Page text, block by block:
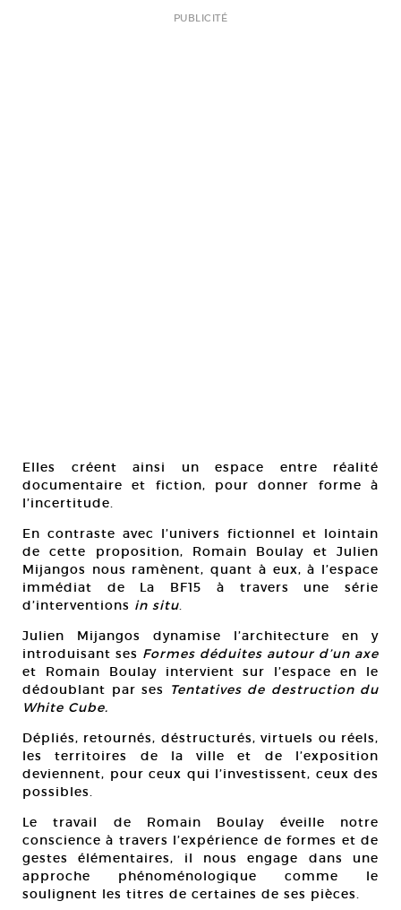
PUBLICITÉ
Elles créent ainsi un espace entre réalité
documentaire et fiction, pour donner forme à
l’incertitude.
En contraste avec l’univers fictionnel et lointain
de cette proposition, Romain Boulay et Julien
Mijangos nous ramènent, quant à eux, à l’espace
immédiat de La BF15 à travers une série
d’interventions in situ.
Julien Mijangos dynamise l’architecture en y
introduisant ses Formes déduites autour d’un axe
et Romain Boulay intervient sur l’espace en le
dédoublant par ses
Tentatives de destruction du
White Cube.
Dépliés, retournés, déstructurés, virtuels ou réels,
les territoires de la ville et de l’exposition
deviennent, pour ceux qui l’investissent, ceux des
possibles.
Le travail de Romain Boulay éveille notre
conscience à travers l’expérience de formes et de
gestes élémentaires, il nous engage dans une
approche phénoménologique comme le
soulignent les titres de certaines de ses pièces.